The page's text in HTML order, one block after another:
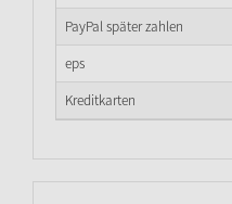
PayPal später zahlen
eps
Kreditkarten